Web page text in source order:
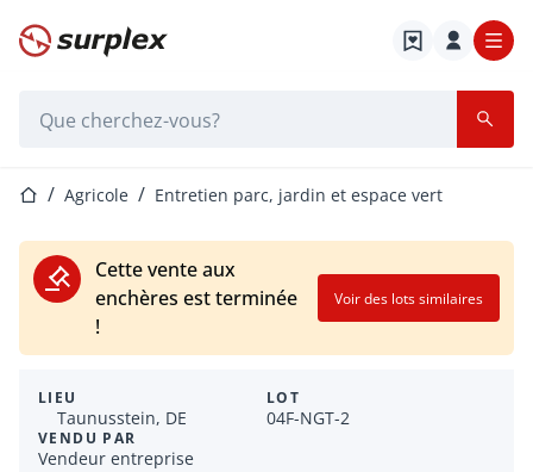
Page d'accueil
Page d'accueil
Agricole Entretien parc, jardin et espace vert
Cette vente aux
enchères est terminée
!
Voir des lots similaires
LIEU
Taunusstein, DE
VENDU PAR
Vendeur entreprise
LOT
04F-NGT-2